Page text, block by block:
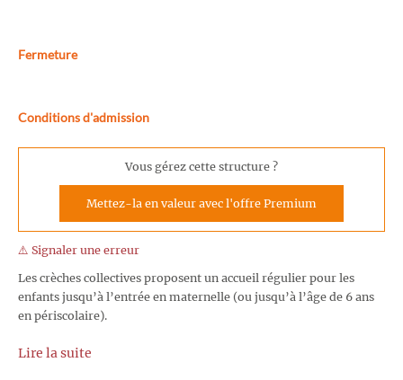
Fermeture
Conditions d'admission
Vous gérez cette structure ?
Mettez-la en valeur avec l'offre Premium
⚠️ Signaler une erreur
Les crèches collectives proposent un accueil régulier pour les
enfants jusqu’à l’entrée en maternelle (ou jusqu’à l’âge de 6 ans
en périscolaire).
Lire la suite